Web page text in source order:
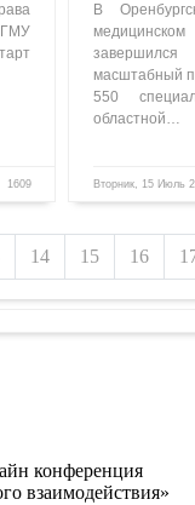
1609
В
масштабный
550
областной…
Вторник, 15 Июль
14 15 16
конференция
взаимодействия»